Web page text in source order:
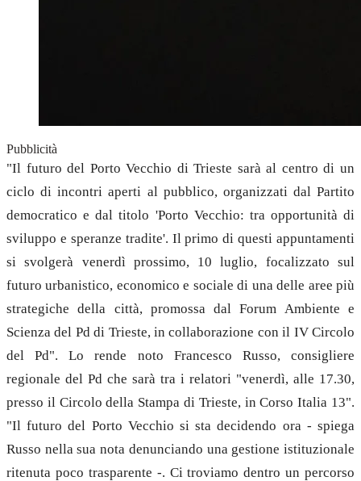
Pubblicità
"Il futuro del Porto Vecchio di Trieste sarà al centro di un
ciclo di incontri aperti al pubblico, organizzati dal Partito
democratico e dal titolo 'Porto Vecchio: tra opportunità di
sviluppo e speranze tradite'. Il primo di questi appuntamenti
si svolgerà venerdì prossimo, 10 luglio, focalizzato sul
futuro urbanistico, economico e sociale di una delle aree più
strategiche della città, promossa dal Forum Ambiente e
Scienza del Pd di Trieste, in collaborazione con il IV Circolo
del Pd". Lo rende noto Francesco Russo, consigliere
regionale del Pd che sarà tra i relatori "venerdì, alle 17.30,
presso il Circolo della Stampa di Trieste, in Corso Italia 13".
"Il futuro del Porto Vecchio si sta decidendo ora - spiega
Russo nella sua nota denunciando una gestione istituzionale
ritenuta poco trasparente -. Ci troviamo dentro un percorso